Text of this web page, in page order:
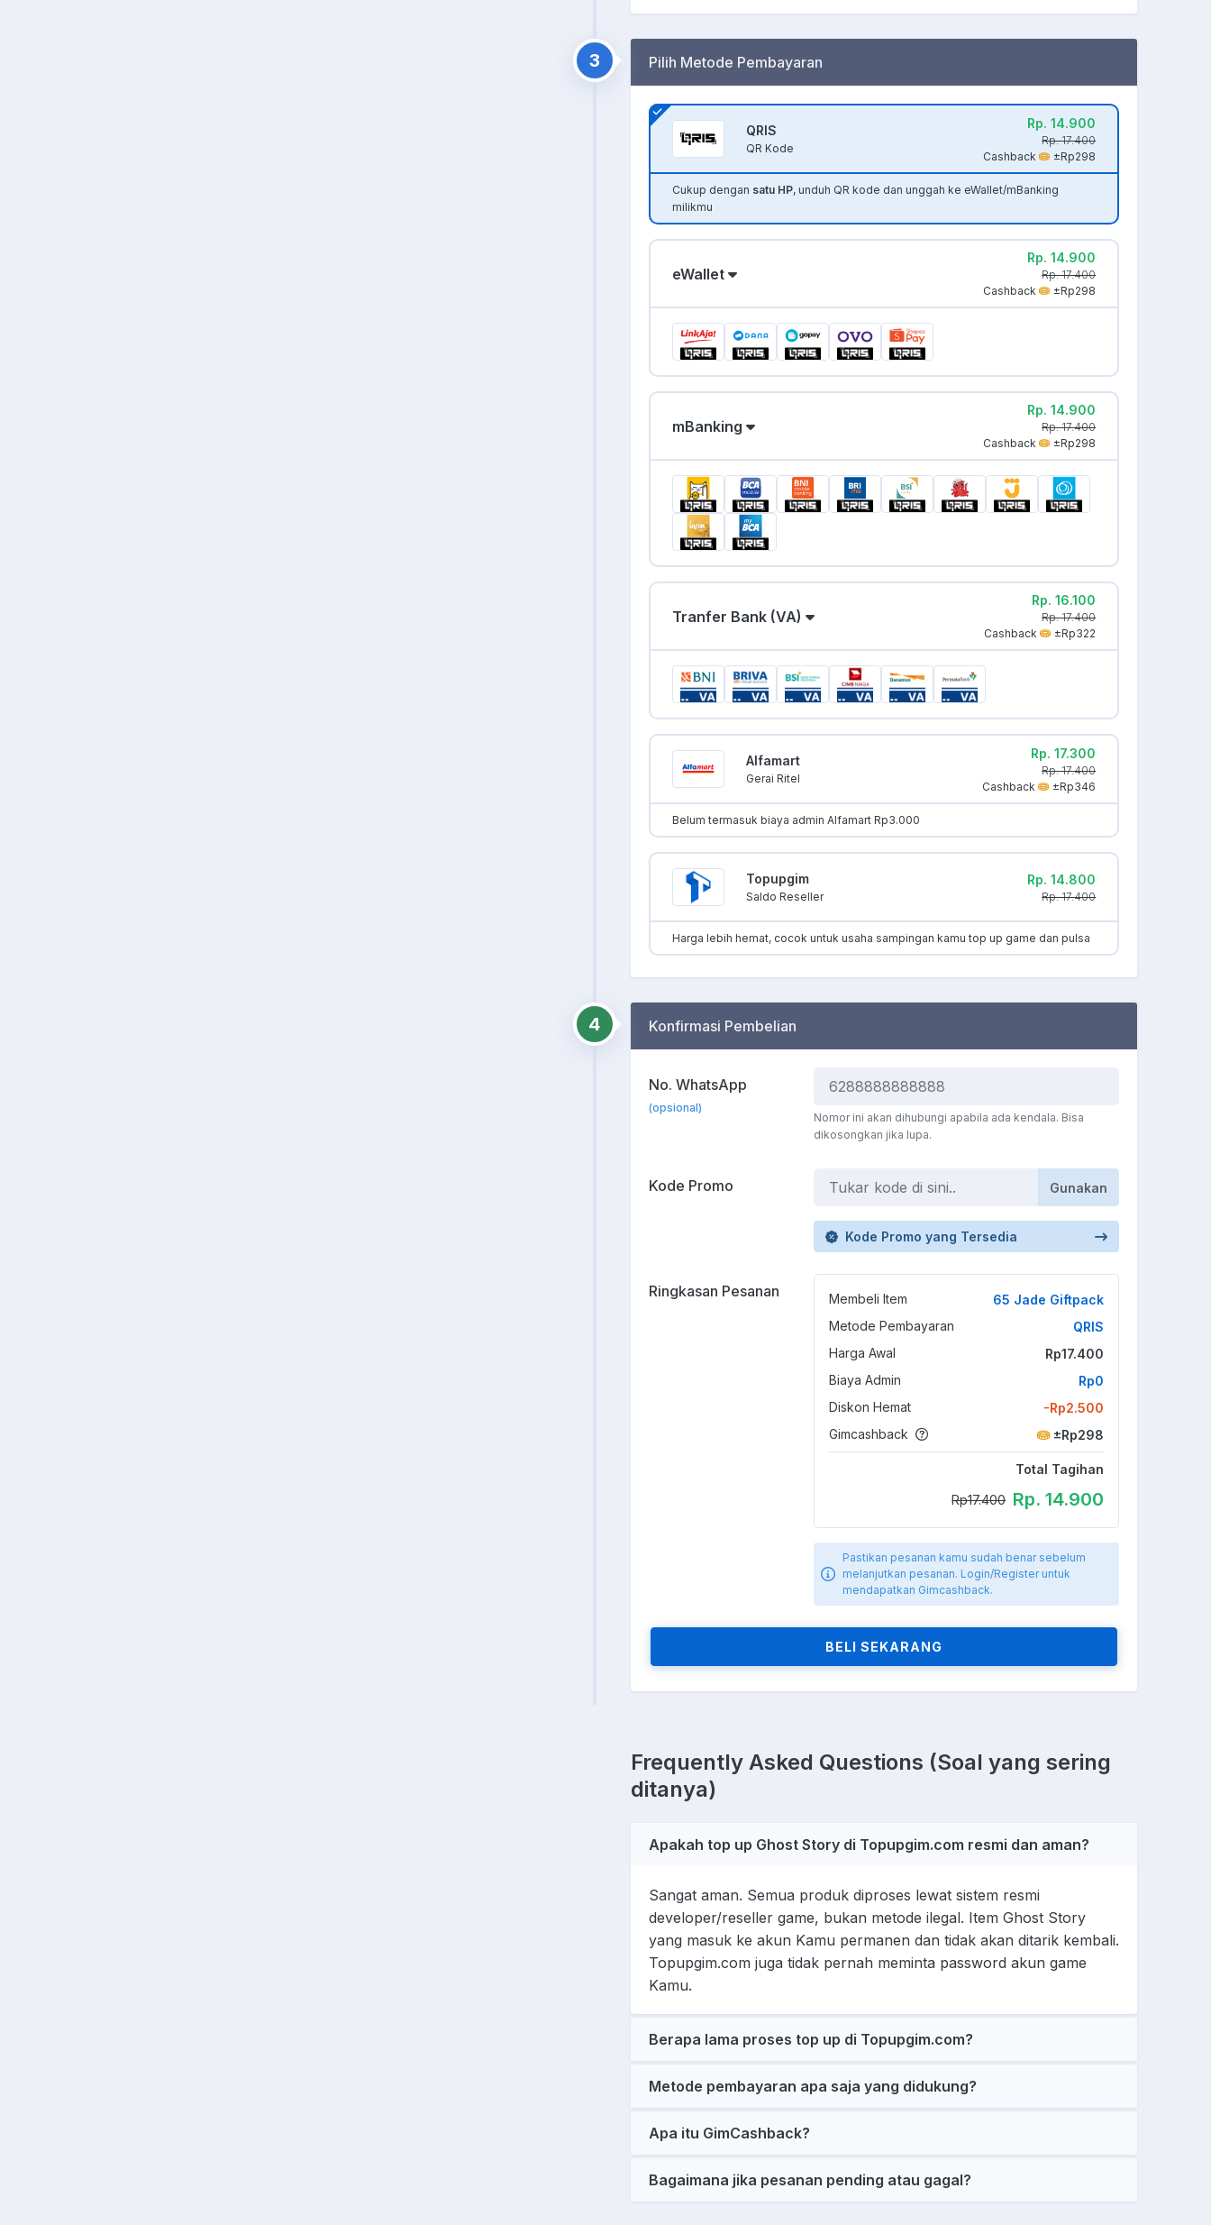
3 Pilih Metode Pembayaran
QRIS
QR Kode
Rp. 14.900
Rp. 17.400
Cashback
±Rp298
Cukup dengan satu HP, unduh QR kode dan unggah ke eWallet/mBanking
milikmu
eWallet
Rp. 14.900
Rp. 17.400
Cashback
±Rp298
mBanking
Rp. 14.900
Rp. 17.400
Cashback
±Rp298
Tranfer Bank (VA)
Rp. 16.100
Rp. 17.400
Cashback
±Rp322
Alfamart
Gerai Ritel
Rp. 17.300
Rp. 17.400
Cashback
±Rp346
Belum termasuk biaya admin Alfamart Rp3.000
Topupgim
Saldo Reseller
Rp. 14.800
Rp. 17.400
Harga lebih hemat, cocok untuk usaha sampingan kamu top up game dan pulsa
4 Konfirmasi Pembelian
No. WhatsApp
(opsional)
Nomor ini akan dihubungi apabila ada kendala. Bisa
dikosongkan jika lupa.
Kode Promo Gunakan
Kode Promo yang Tersedia
Ringkasan Pesanan Membeli Item
65 Jade Giftpack
Metode Pembayaran
QRIS
Harga Awal
Rp17.400
Biaya Admin
Rp0
Diskon Hemat
-Rp2.500
Gimcashback
±Rp298
Total Tagihan
Rp17.400 Rp. 14.900
Pastikan pesanan kamu sudah benar sebelum
melanjutkan pesanan. Login/Register untuk
mendapatkan Gimcashback.
BELI SEKARANG
Frequently Asked Questions (Soal yang sering
ditanya)
Apakah top up Ghost Story di Topupgim.com resmi dan aman?
Sangat aman. Semua produk diproses lewat sistem resmi
developer/reseller game, bukan metode ilegal. Item Ghost Story
yang masuk ke akun Kamu permanen dan tidak akan ditarik kembali.
Topupgim.com juga tidak pernah meminta password akun game
Kamu.
Berapa lama proses top up di Topupgim.com?
Metode pembayaran apa saja yang didukung?
Apa itu GimCashback?
Bagaimana jika pesanan pending atau gagal?